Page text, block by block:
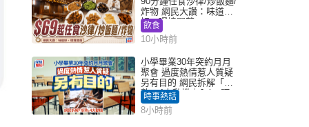
炸物 網民大讚：味道
好，環境闊落
飲食
10小時前
小學畢業30年突約月月
聚會 過度熱情惹人質疑
另有目的 網民拆解「扮
熟」4大動機｜Juicy叮
時事熱話
8小時前